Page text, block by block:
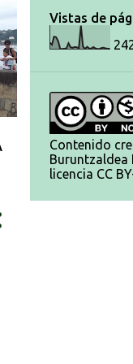
Vistas de
Contenido
Buruntzaldea
licencia CC